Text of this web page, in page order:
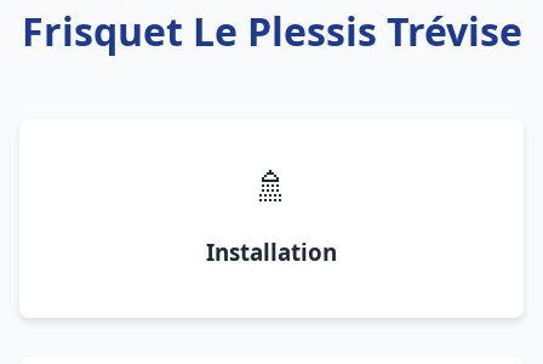
Frisquet Le Plessis Trévise
🚿
Installation